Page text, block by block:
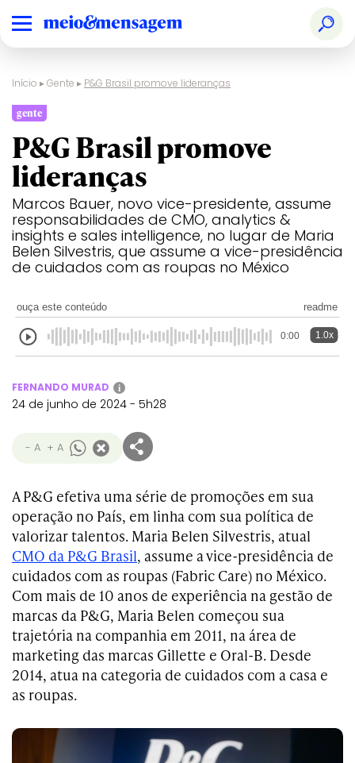
Início ▸Gente ▸ P&G Brasil promove lideranças
gente
P&G Brasil promove
lideranças
Marcos Bauer, novo vice-presidente, assume
responsabilidades de CMO, analytics &
insights e sales intelligence, no lugar de Maria
Belen Silvestris, que assume a vice-presidência
de cuidados com as roupas no México
ouça este conteúdo readme
0:00 1.0x
FERNANDO MURAD i
24 de junho de 2024 - 5h28
- A + A
A P&G efetiva uma série de promoções em sua
operação no País, em linha com sua política de
valorizar talentos. Maria Belen Silvestris, atual
CMO da P&G Brasil, assume a vice-presidência de
cuidados com as roupas (Fabric Care) no México.
Com mais de 10 anos de experiência na gestão de
marcas da P&G, Maria Belen começou sua
trajetória na companhia em 2011, na área de
marketing das marcas Gillette e Oral-B. Desde
2014, atua na categoria de cuidados com a casa e
as roupas.